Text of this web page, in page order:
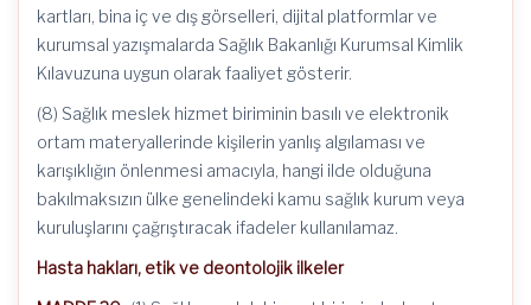
kartları, bina iç ve dış görselleri, dijital platformlar ve
kurumsal yazışmalarda Sağlık Bakanlığı Kurumsal Kimlik
Kılavuzuna uygun olarak faaliyet gösterir.
(8) Sağlık meslek hizmet biriminin basılı ve elektronik
ortam materyallerinde kişilerin yanlış algılaması ve
karışıklığın önlenmesi amacıyla, hangi ilde olduğuna
bakılmaksızın ülke genelindeki kamu sağlık kurum veya
kuruluşlarını çağrıştıracak ifadeler kullanılamaz.
Hasta hakları, etik ve deontolojik ilkeler